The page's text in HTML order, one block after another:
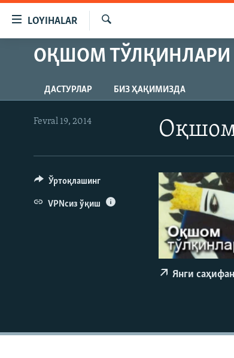
Бош
мавзуларга
навигацияга
ўтинг
Қидиришга
LOYIHALAR
OZODLIK SURISHTIRUVLARI
OZODARXIV
ОҚШОМ ТЎЛҚИНЛАРИ
ДАСТУРЛАР БИЗ ҲАҚИМИЗДА
Оқшом
Fevral 19, 2014
Янги
Ўртоқлашинг
VPNсиз ўқиш